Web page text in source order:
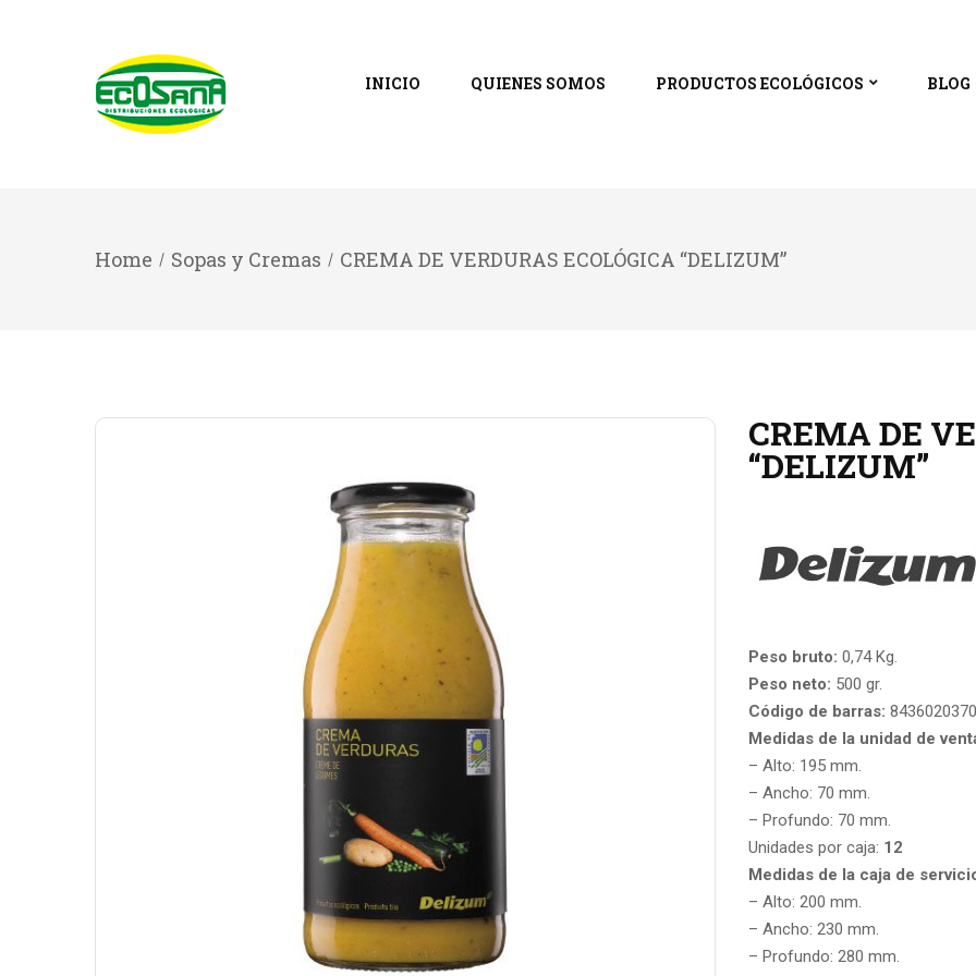
INICIO QUIENES SOMOS PRODUCTOS ECOLÓGICOS BLOG
Home Sopas y Cremas CREMA DE VERDURAS ECOLÓGICA “DELIZUM”
CREMA DE
“DELIZUM”
Peso bruto: 0,74 Kg.
Peso neto: 500 gr.
Código de barras:
Medidas de la unidad de
– Alto: 195 mm.
– Ancho: 70 mm.
– Profundo: 70 mm.
Unidades por caja: 12
Medidas de la caja de
– Alto: 200 mm.
– Ancho: 230 mm.
– Profundo: 280 mm.